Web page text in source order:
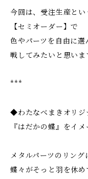
今回は、受注生産と
【セミオーダー】で
色やパーツを自由に
戦してみたいと思いま
***
◆わたなべまきオリジ
『はだかの蝶』をイ
メタルパーツのリング
蝶々がそっと羽を休